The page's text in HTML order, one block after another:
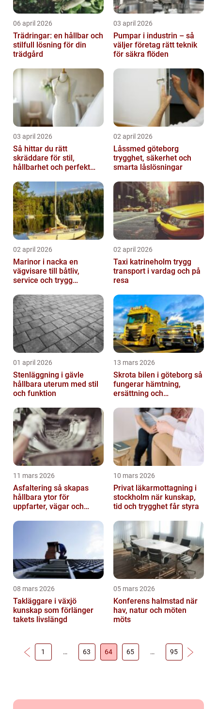
06 april 2026
Trädringar: en hållbar och
stilfull lösning för din
trädgård
03 april 2026
Pumpar i industrin – så
väljer företag rätt teknik
för säkra flöden
03 april 2026
Så hittar du rätt
skräddare för stil,
hållbarhet och perfekt
02 april 2026
Låssmed göteborg
trygghet, säkerhet och
smarta låslösningar
02 april 2026
Marinor i nacka en
vägvisare till båtliv,
service och trygg
02 april 2026
Taxi katrineholm trygg
transport i vardag och på
resa
01 april 2026
Stenläggning i gävle
hållbara uterum med stil
och funktion
13 mars 2026
Skrota bilen i göteborg så
fungerar hämtning,
ersättning och
11 mars 2026
Asfaltering så skapas
hållbara ytor för
uppfarter, vägar och
10 mars 2026
Privat läkarmottagning i
stockholm när kunskap,
tid och trygghet får styra
08 mars 2026
Takläggare i växjö
kunskap som förlänger
takets livslängd
05 mars 2026
Konferens halmstad när
hav, natur och möten
möts
1 … 63 64 65 … 95